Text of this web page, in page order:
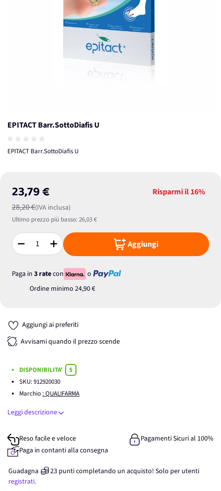
EPITACT Barr.SottoDiafis U
EPITACT Barr.SottoDiafis U
23,79 €
28,20 €(IVA inclusa)
Risparmi il16%
Ultimo prezzo più basso:26,03 €
Quantità Aggiungi
Paga in 3 ratecon
o
Ordine minimo 24,90 €
Aggiungi ai preferiti
Avvisami quando il prezzo scende
DISPONIBILITA'
5
SKU:912920030
Marchio : QUALIFARMA
Leggi descrizione
Reso facile e veloce
Pagamenti Sicuri al 100%
Paga in contanti alla consegna
Guadagna 23 punticompletando un acquisto! Solo per utenti
registrati.